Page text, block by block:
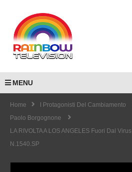
MENU
Home
I Protagonisti Del Cambiamento
Paolo Borgognone
LA RIVOLTA A LOS ANGELES Fuori Dal Virus
N.1540.SP